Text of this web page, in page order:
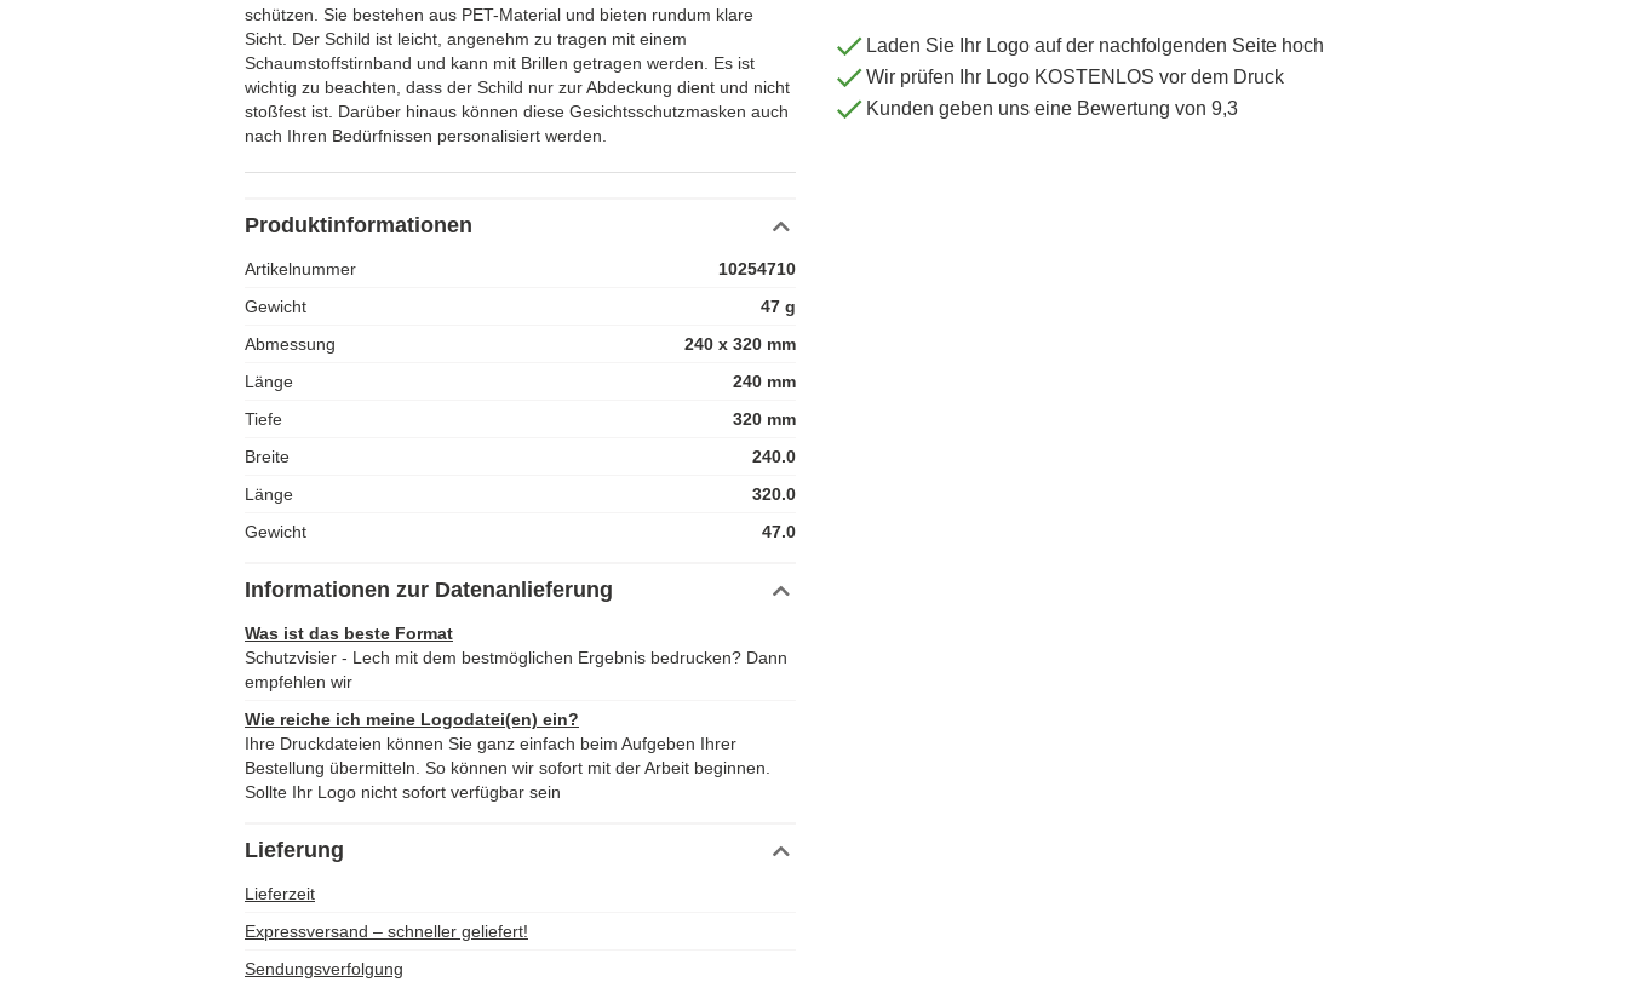
schützen. Sie bestehen aus PET-Material und bieten rundum klare
Sicht. Der Schild ist leicht, angenehm zu tragen mit einem
Schaumstoffstirnband und kann mit Brillen getragen werden. Es ist
wichtig zu beachten, dass der Schild nur zur Abdeckung dient und nicht
stoßfest ist. Darüber hinaus können diese Gesichtsschutzmasken auch
nach Ihren Bedürfnissen personalisiert werden.
Produktinformationen
Artikelnummer
10254710
Gewicht
47 g
Abmessung
240 x 320 mm
Länge
240 mm
Tiefe
320 mm
Breite
240.0
Länge
320.0
Gewicht
47.0
Informationen zur Datenanlieferung
Was ist das beste Format
Schutzvisier - Lech mit dem bestmöglichen Ergebnis bedrucken? Dann
empfehlen wir
Wie reiche ich meine Logodatei(en) ein?
Ihre Druckdateien können Sie ganz einfach beim Aufgeben Ihrer
Bestellung übermitteln. So können wir sofort mit der Arbeit beginnen.
Sollte Ihr Logo nicht sofort verfügbar sein
Lieferung
Lieferzeit
Expressversand – schneller geliefert!
Sendungsverfolgung
Laden Sie Ihr Logo auf der nachfolgenden Seite hoch
Wir prüfen Ihr Logo KOSTENLOS vor dem Druck
Kunden geben uns eine Bewertung von 9,3